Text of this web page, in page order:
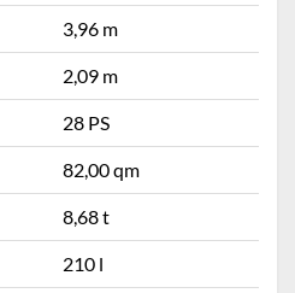
3,96 m
2,09 m
28 PS
82,00 qm
8,68 t
210 l